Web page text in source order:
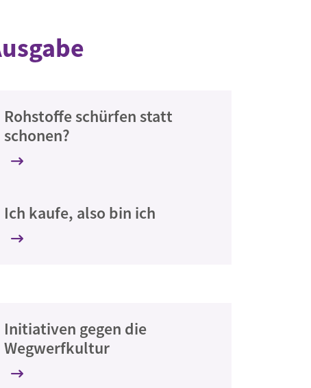
Rohstoffe schürfen statt
schonen?
Ich kaufe, also bin ich
Initiativen gegen die
Wegwerfkultur